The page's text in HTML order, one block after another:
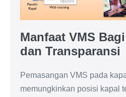
Manfaat VMS
dan Transparansi
Pemasangan VMS pada
memungkinkan posisi kapal